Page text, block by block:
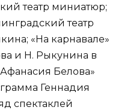
театр миниатюр;
театр
«На карнавале»
и Н. Рыкунина в
Белова»
Геннадия
спектаклей